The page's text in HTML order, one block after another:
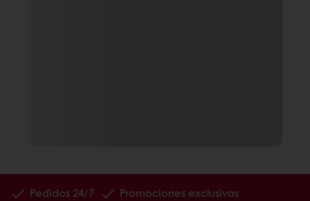
Pedidos 24/7
Promociones exclusivas